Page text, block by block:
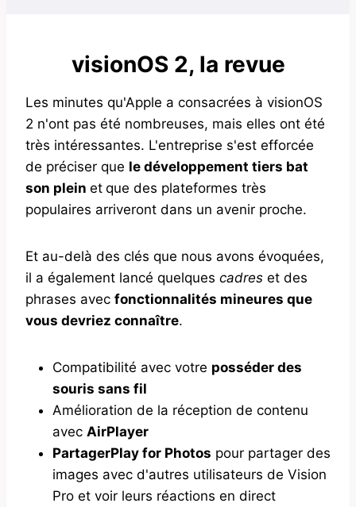
visionOS 2, la revue
Les minutes qu'Apple a consacrées à visionOS
2 n'ont pas été nombreuses, mais elles ont été
très intéressantes. L'entreprise s'est efforcée
de préciser que le développement tiers bat
son plein et que des plateformes très
populaires arriveront dans un avenir proche.
Et au-delà des clés que nous avons évoquées,
il a également lancé quelques cadres et des
phrases avec fonctionnalités mineures que
vous devriez connaître.
Compatibilité avec votre posséder des
souris sans fil
Amélioration de la réception de contenu
avec AirPlayer
PartagerPlay for Photos pour partager des
images avec d'autres utilisateurs de Vision
Pro et voir leurs réactions en direct